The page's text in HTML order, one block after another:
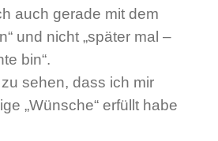
auch gerade mit dem
und nicht „später mal –
bin“.
sehen, dass ich mir
„Wünsche“ erfüllt habe